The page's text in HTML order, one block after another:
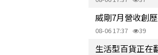
威剛7月營收創
08-06 17:37 39
生活型百貨正在